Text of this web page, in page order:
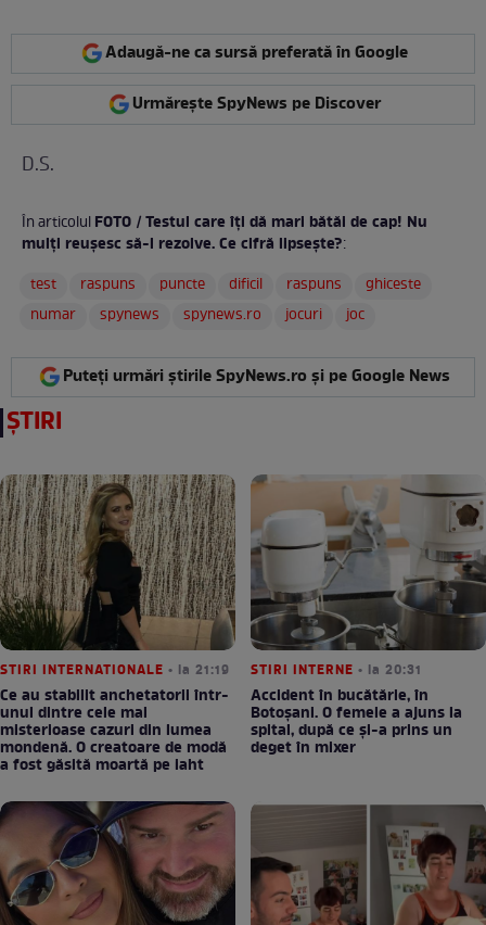
Adaugă-ne ca sursă preferată în Google
Urmărește SpyNews pe Discover
D.S.
În articolulFOTO / Testul care îți dă mari bătăi de cap! Nu
mulți reușesc să-l rezolve. Ce cifră lipsește?:
test
raspuns puncte dificil raspuns
ghiceste
numar
spynews spynews.ro jocuri joc
Puteți urmări știrile SpyNews.ro și pe Google News
ȘTIRI
STIRI INTERNATIONALE • la 21:19
Ce au stabilit anchetatorii într-
unul dintre cele mai
misterioase cazuri din lumea
mondenă. O creatoare de modă
a fost găsită moartă pe iaht
STIRI INTERNE • la 20:31
Accident în bucătărie, în
Botoșani. O femeie a ajuns la
spital, după ce și-a prins un
deget în mixer